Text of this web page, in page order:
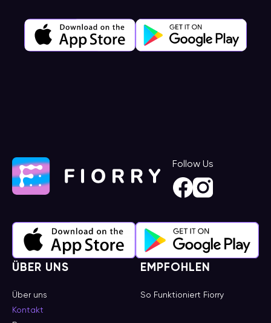
Follow Us
ÜBER UNS
Über uns
Kontakt
EMPFOHLEN
So Funktioniert Fiorry